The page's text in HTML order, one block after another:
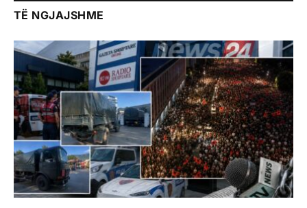
TË NGJAJSHME